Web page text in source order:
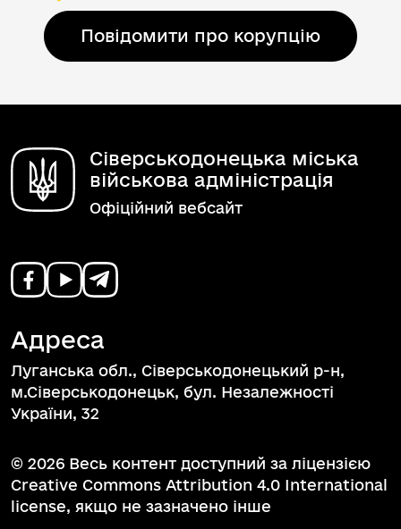
Повідомити про корупцію
Сіверськодонецька міська
військова адміністрація
Офіційний вебсайт
Адреса
Луганська обл., Сіверськодонецький р-н,
м.Сіверськодонецьк, бул. Незалежності
України, 32
© 2026 Весь контент доступний за ліцензією
Creative Commons Attribution 4.0 International
license, якщо не зазначено інше